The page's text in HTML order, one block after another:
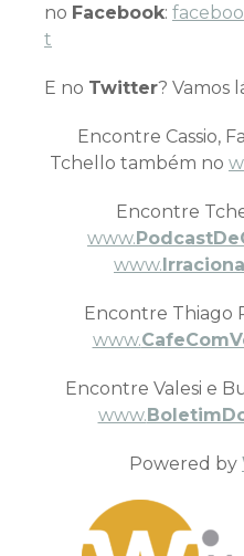
no Facebook:
t
E no Twitter? Vamos
Encontre Cassio,
Tchello também no
Encontre
www.
www.
Encontre Thiago
www.
Encontre Valesi e
www.
Powered by